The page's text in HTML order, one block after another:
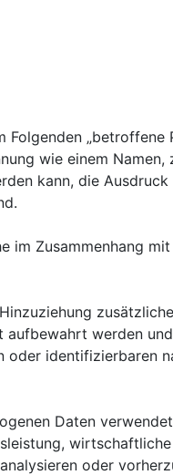
„betroffene
wie einem Namen,
kann, die Ausdruck
im Zusammenhang
werden
oder identifizierbaren
Daten
wirtschaftliche
oder